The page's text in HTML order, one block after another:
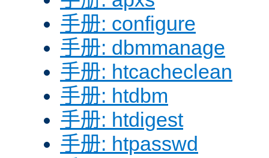
手册: configure
手册: dbmmanage
手册: htcacheclean
手册: htdbm
手册: htdigest
手册: htpasswd